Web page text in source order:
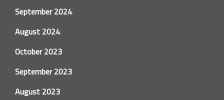
September 2024
August 2024
October 2023
September 2023
August 2023